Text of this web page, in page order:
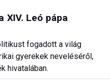
XIV. Leó pápa
fogadott a világ
gyerekek neveléséről,
hivatalában.